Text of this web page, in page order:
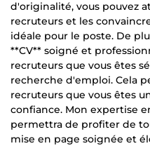
d'originalité, vous pouvez
recruteurs et les
idéale pour le poste. De
**CV** soigné et
recruteurs que vous êtes
recherche d'emploi. Cela
recruteurs que vous êtes
confiance. Mon expertise
permettra de profiter de
mise en page soignée et